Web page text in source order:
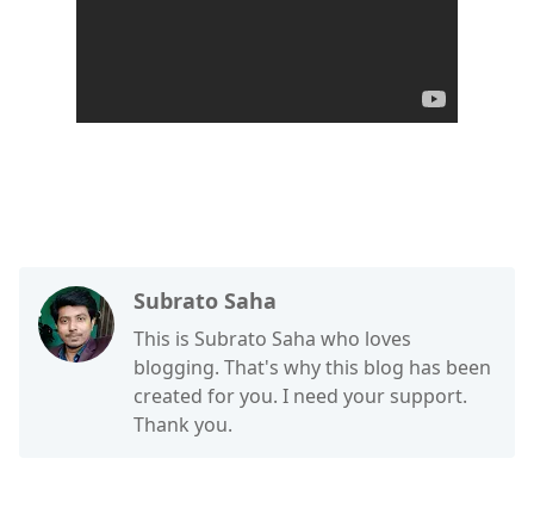
Subrato Saha
This is Subrato Saha who loves
blogging. That's why this blog has been
created for you. I need your support.
Thank you.